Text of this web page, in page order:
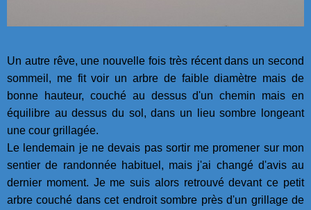
Un autre rêve, une nouvelle fois très récent dans un second
sommeil, me fit voir un arbre de faible diamètre mais de
bonne hauteur, couché au dessus d'un chemin mais en
équilibre au dessus du sol, dans un lieu sombre longeant
une cour grillagée.
Le lendemain je ne devais pas sortir me promener sur mon
sentier de randonnée habituel, mais j'ai changé d'avis au
dernier moment. Je me suis alors retrouvé devant ce petit
arbre couché dans cet endroit sombre près d'un grillage de